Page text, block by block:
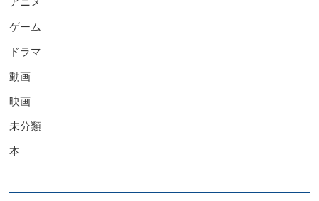
ゲーム
ドラマ
動画
映画
未分類
本